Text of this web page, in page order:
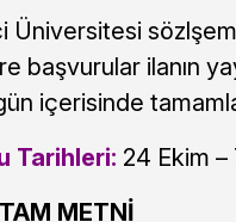
Üniversitesi
başvurular ilanın
içerisinde
Tarihleri: 24 Ekim –
METNİ